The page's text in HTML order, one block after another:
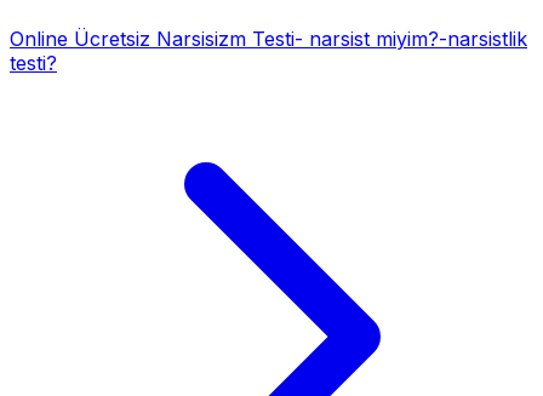
Online Ücretsiz Narsisizm Testi- narsist miyim?-narsistlik
testi?